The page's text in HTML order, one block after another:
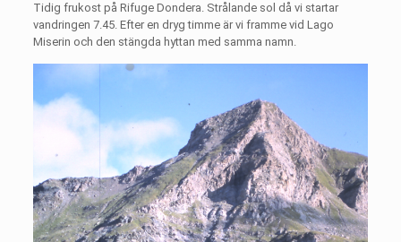
Tidig frukost på Rifuge Dondera. Strålande sol då vi startar
vandringen 7.45. Efter en dryg timme är vi framme vid Lago
Miserin och den stängda hyttan med samma namn.